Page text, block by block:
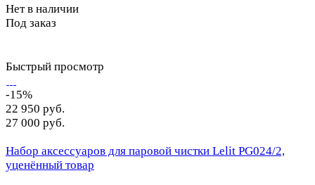
Нет в наличии
Под заказ
Быстрый просмотр
-15%
22 950 руб.
27 000 руб.
Набор аксессуаров для паровой чистки Lelit PG024/2,
уценённый товар